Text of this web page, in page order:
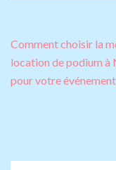
Navigation
de
l’article
Comment choisir la
location de podium à
pour votre événement